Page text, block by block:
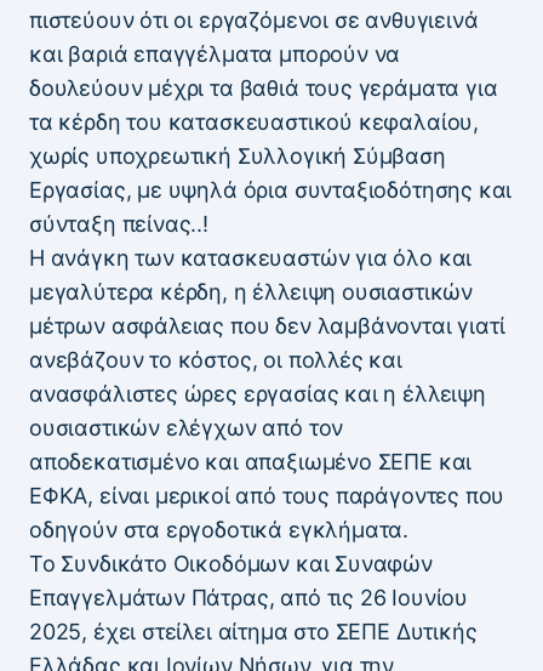
πιστεύουν ότι οι εργαζόμενοι σε ανθυγιεινά
και βαριά επαγγέλματα μπορούν να
δουλεύουν μέχρι τα βαθιά τους γεράματα για
τα κέρδη του κατασκευαστικού κεφαλαίου,
χωρίς υποχρεωτική Συλλογική Σύμβαση
Εργασίας, με υψηλά όρια συνταξιοδότησης και
σύνταξη πείνας..!
Η ανάγκη των κατασκευαστών για όλο και
μεγαλύτερα κέρδη, η έλλειψη ουσιαστικών
μέτρων ασφάλειας που δεν λαμβάνονται γιατί
ανεβάζουν το κόστος, οι πολλές και
ανασφάλιστες ώρες εργασίας και η έλλειψη
ουσιαστικών ελέγχων από τον
αποδεκατισμένο και απαξιωμένο ΣΕΠΕ και
ΕΦΚΑ, είναι μερικοί από τους παράγοντες που
οδηγούν στα εργοδοτικά εγκλήματα.
Το Συνδικάτο Οικοδόμων και Συναφών
Επαγγελμάτων Πάτρας, από τις 26 Ιουνίου
2025, έχει στείλει αίτημα στο ΣΕΠΕ Δυτικής
Ελλάδας και Ιονίων Νήσων, για την